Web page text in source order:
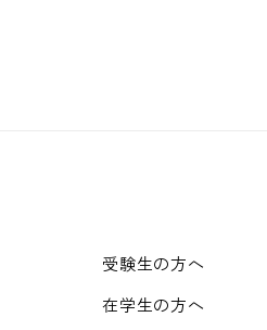
受験生の方へ
在学生の方へ